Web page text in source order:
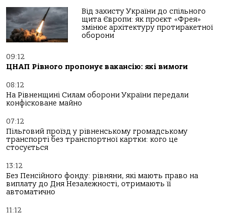
Від захисту України до спільного
щита Європи: як проєкт «Фрея»
змінює архітектуру протиракетної
оборони
09:12
ЦНАП Рівного пропонує вакансію: які вимоги
08:12
На Рівненщині Силам оборони України передали
конфісковане майно
07:12
Пільговий проїзд у рівненському громадському
транспорті без транспортної картки: кого це
стосується
13:12
Без Пенсійного фонду: рівняни, які мають право на
виплату до Дня Незалежності, отримають її
автоматично
11:12